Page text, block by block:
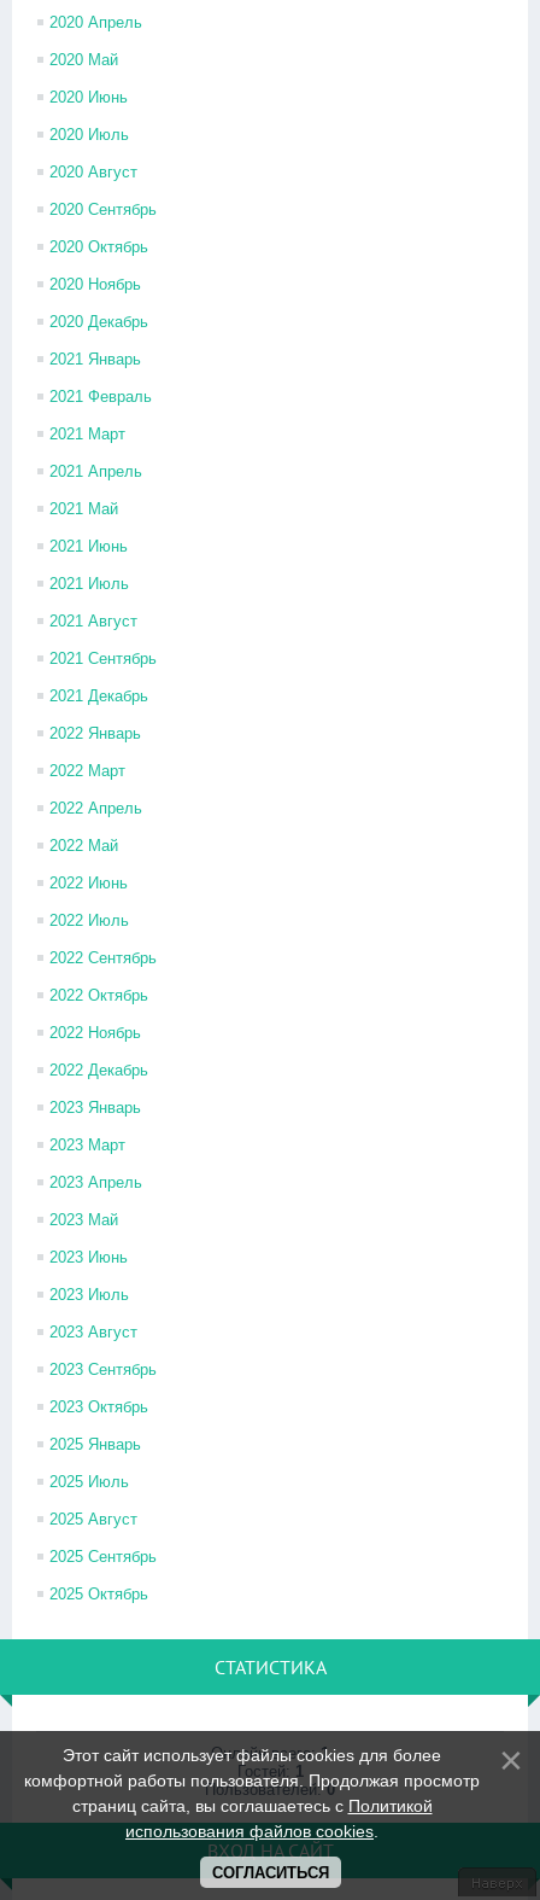
2020 Апрель
2020 Май
2020 Июнь
2020 Июль
2020 Август
2020 Сентябрь
2020 Октябрь
2020 Ноябрь
2020 Декабрь
2021 Январь
2021 Февраль
2021 Март
2021 Апрель
2021 Май
2021 Июнь
2021 Июль
2021 Август
2021 Сентябрь
2021 Декабрь
2022 Январь
2022 Март
2022 Апрель
2022 Май
2022 Июнь
2022 Июль
2022 Сентябрь
2022 Октябрь
2022 Ноябрь
2022 Декабрь
2023 Январь
2023 Март
2023 Апрель
2023 Май
2023 Июнь
2023 Июль
2023 Август
2023 Сентябрь
2023 Октябрь
2025 Январь
2025 Июль
2025 Август
2025 Сентябрь
2025 Октябрь
СТАТИСТИКА
Онлайн всего:1
Гостей: 1
Пользователей:0
ВХОД НА САЙТ
Этот сайт использует файлы cookies для более
комфортной работы пользователя. Продолжая просмотр
страниц сайта, вы соглашаетесь с Политикой
использования файлов cookies
СОГЛАСИТЬСЯ